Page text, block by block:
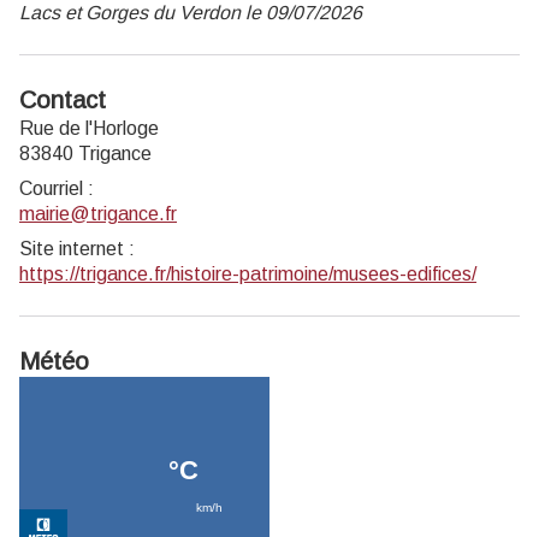
Lacs et Gorges du Verdon le 09/07/2026
Contact
Rue de l'Horloge
83840 Trigance
Courriel :
mairie@trigance.fr
Site internet :
https://trigance.fr/histoire-patrimoine/musees-edifices/
Météo